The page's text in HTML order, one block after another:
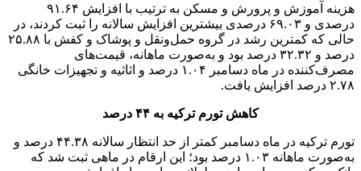
هزینه آموزش و پرورش و مسکن به ترتیب با افزایش ۹۱.۶۴
درصدی و ۶۹.۰۳ درصدی بیشترین افزایش سالانه را ثبت کردند، در
حالی که کمترین رشد در گروه حمل‌ونقل و پوشاک و کفش با ۲۵.۸۸
درصد و ۳۲.۳۲ درصد بود و به‌صورت ماهانه، قیمت‌های
مصرف‌کننده در ماه دسامبر ۱.۰۴ درصد و اثاثیه و تجهیزات خانگی
۲.۷۸ درصد افزایش یافت.
کاهش تورم ترکیه به ۴۴ درصد
تورم ترکیه در ماه دسامبر کمتر از حد انتظار سالانه ۴۴.۳۸ درصد و
به‌صورت ماهانه ۱.۰۳ درصد بود؛ این ارقام در ماهی ثبت شد که